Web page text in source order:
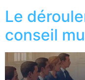
Le
conseil